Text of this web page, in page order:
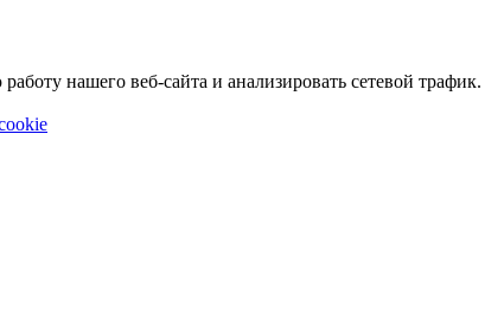
нашего веб-сайта и анализировать сетевой трафик.